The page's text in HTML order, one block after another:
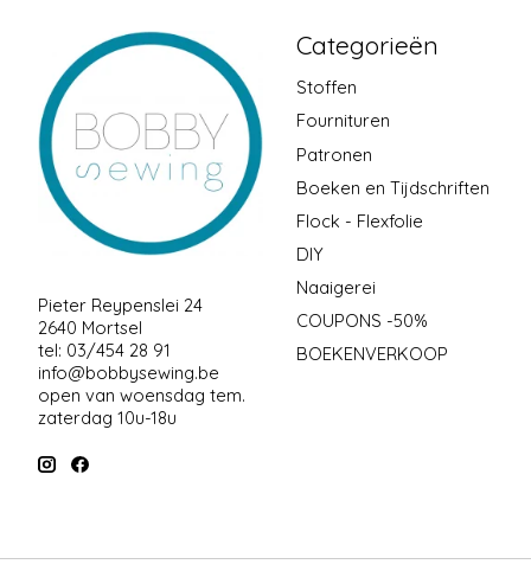
Pieter Reypenslei 24
2640 Mortsel
tel: 03/454 28 91
info@bobbysewing.be
open van woensdag tem.
zaterdag 10u-18u
Categorieën
Stoffen
Fournituren
Patronen
Boeken en Tijdschriften
Flock - Flexfolie
DIY
Naaigerei
COUPONS -50%
BOEKENVERKOOP